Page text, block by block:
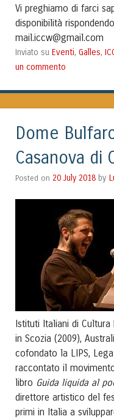
Vi preghiamo di farci
disponibilità
mail.iccw@gmail.com
Inviato su Eventi, Galles,
un commento
Dome
Casanova di
Posted on 20 July 2018 by
Istituti Italiani di
in Scozia (2009),
cofondato la LIPS,
raccontato il
libro Guida liquida al
direttore artistico del
primi in Italia a